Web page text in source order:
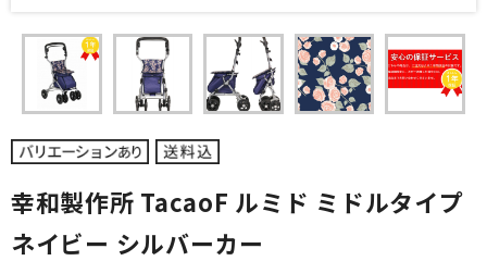
幸和製作所 TacaoF ルミド ミドルタイプ
ネイビー シルバーカー